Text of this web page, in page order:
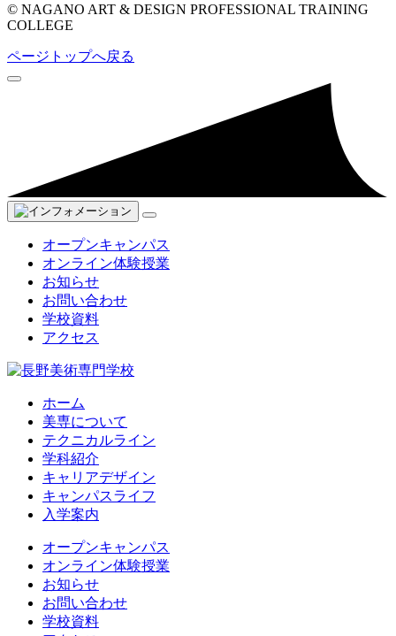
© NAGANO ART & DESIGN PROFESSIONAL TRAINING
COLLEGE
ページトップへ戻る
オープンキャンパス
オンライン体験授業
お知らせ
お問い合わせ
学校資料
アクセス
ホーム
美専について
テクニカルライン
学科紹介
キャリアデザイン
キャンパスライフ
入学案内
オープンキャンパス
オンライン体験授業
お知らせ
お問い合わせ
学校資料